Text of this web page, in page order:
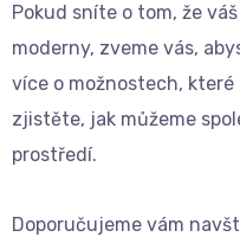
Pokud sníte o tom, že
moderny, zveme vás,
více o možnostech, které
zjistěte, jak můžeme
prostředí.
Doporučujeme vám